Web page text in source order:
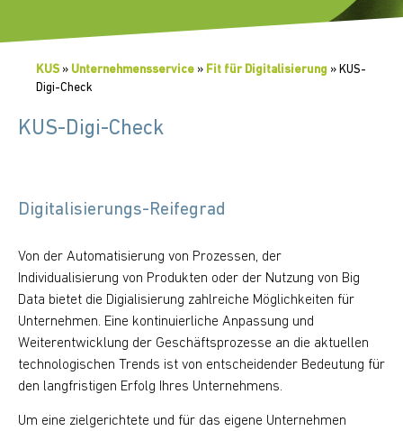
KUS » Unternehmensservice » Fit für Digitalisierung » KUS-
Digi-Check
KUS-Digi-Check
Digitalisierungs-Reifegrad
Von der Automatisierung von Prozessen, der
Individualisierung von Produkten oder der Nutzung von Big
Data bietet die Digialisierung zahlreiche Möglichkeiten für
Unternehmen. Eine kontinuierliche Anpassung und
Weiterentwicklung der Geschäftsprozesse an die aktuellen
technologischen Trends ist von entscheidender Bedeutung für
den langfristigen Erfolg Ihres Unternehmens.
Um eine zielgerichtete und für das eigene Unternehmen